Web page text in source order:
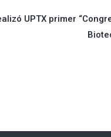
UPTX primer